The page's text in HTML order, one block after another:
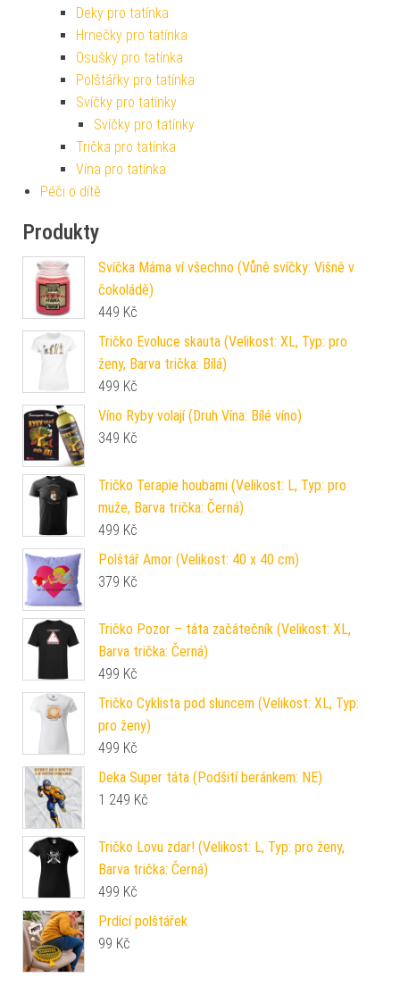
Deky pro tatínka
Hrnečky pro tatínka
Osušky pro tatínka
Polštářky pro tatínka
Svíčky pro tatínky
Svíčky pro tatínky
Trička pro tatínka
Vína pro tatínka
Péči o dítě
Produkty
Svíčka Máma ví všechno (Vůně svíčky: Višně v
čokoládě)
449 Kč
Tričko Evoluce skauta (Velikost: XL, Typ: pro
ženy, Barva trička: Bílá)
499 Kč
Víno Ryby volají (Druh Vína: Bílé víno)
349 Kč
Tričko Terapie houbami (Velikost: L, Typ: pro
muže, Barva trička: Černá)
499 Kč
Polštář Amor (Velikost: 40 x 40 cm)
379 Kč
Tričko Pozor – táta začátečník (Velikost: XL,
Barva trička: Černá)
499 Kč
Tričko Cyklista pod sluncem (Velikost: XL, Typ:
pro ženy)
499 Kč
Deka Super táta (Podšití beránkem: NE)
1 249 Kč
Tričko Lovu zdar! (Velikost: L, Typ: pro ženy,
Barva trička: Černá)
499 Kč
Prdící polštářek
99 Kč